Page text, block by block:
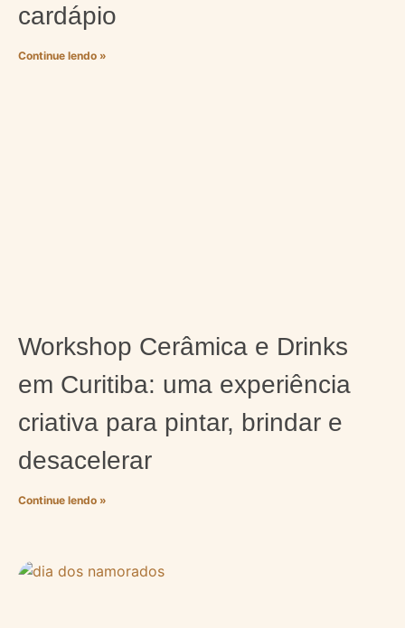
cardápio
Continue lendo »
Workshop Cerâmica e Drinks
em Curitiba: uma experiência
criativa para pintar, brindar e
desacelerar
Continue lendo »